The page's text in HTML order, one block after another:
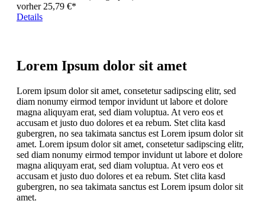
vorher 25,79 €*
Details
Lorem Ipsum dolor sit amet
Lorem ipsum dolor sit amet, consetetur sadipscing elitr, sed
diam nonumy eirmod tempor invidunt ut labore et dolore
magna aliquyam erat, sed diam voluptua. At vero eos et
accusam et justo duo dolores et ea rebum. Stet clita kasd
gubergren, no sea takimata sanctus est Lorem ipsum dolor sit
amet. Lorem ipsum dolor sit amet, consetetur sadipscing elitr,
sed diam nonumy eirmod tempor invidunt ut labore et dolore
magna aliquyam erat, sed diam voluptua. At vero eos et
accusam et justo duo dolores et ea rebum. Stet clita kasd
gubergren, no sea takimata sanctus est Lorem ipsum dolor sit
amet.